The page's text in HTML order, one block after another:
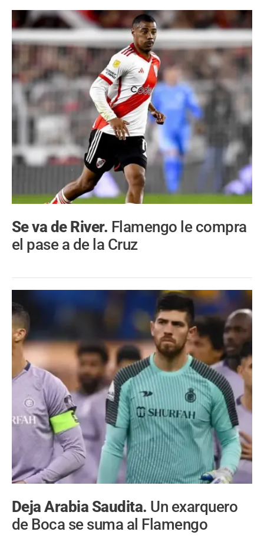
Se va de River. Flamengo le compra
el pase a de la Cruz
Deja Arabia Saudita. Un exarquero
de Boca se suma al Flamengo